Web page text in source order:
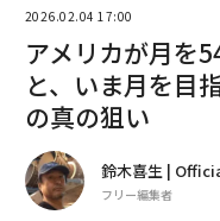
2026.02.04 17:00
アメリカが月を
と、いま月を目
の真の狙い
鈴木喜生 |
フリー編集者